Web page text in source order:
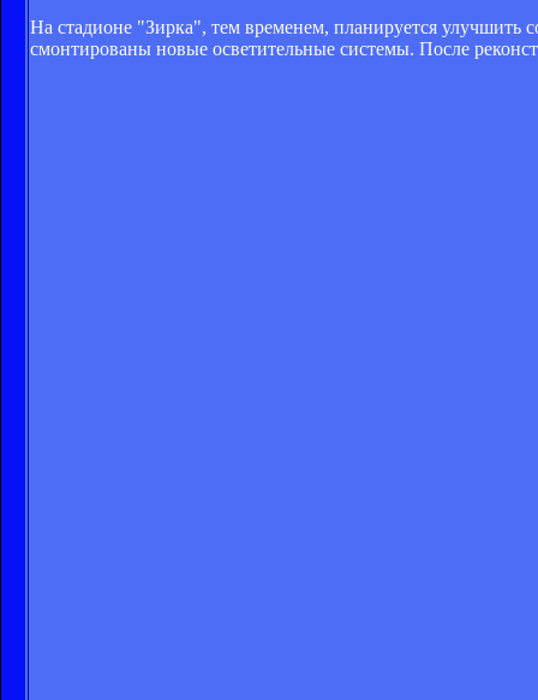
На стадионе "Зирка", тем временем, планируется улучшить
смонтированы новые осветительные системы. После